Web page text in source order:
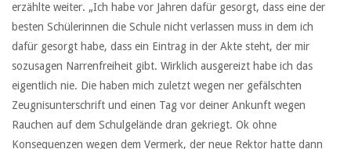
erzählte weiter. „Ich habe vor Jahren dafür gesorgt, dass eine der
besten Schülerinnen die Schule nicht verlassen muss in dem ich
dafür gesorgt habe, dass ein Eintrag in der Akte steht, der mir
sozusagen Narrenfreiheit gibt. Wirklich ausgereizt habe ich das
eigentlich nie. Die haben mich zuletzt wegen ner gefälschten
Zeugnisunterschrift und einen Tag vor deiner Ankunft wegen
Rauchen auf dem Schulgelände dran gekriegt. Ok ohne
Konsequenzen wegen dem Vermerk, der neue Rektor hatte dann